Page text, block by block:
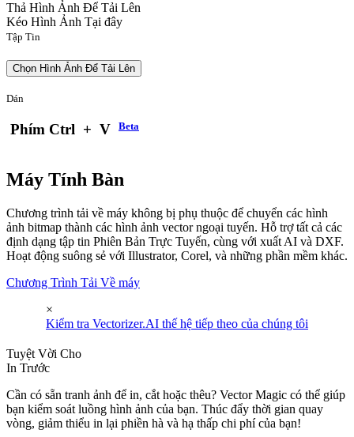
Thả Hình Ảnh Để Tải Lên
Kéo Hình Ảnh Tại đây
Tập Tin
Chọn Hình Ảnh Để Tải Lên
Dán
Phím Ctrl + V Beta
Máy Tính Bàn
Chương trình tải về máy không bị phụ thuộc để chuyển các hình
ảnh bitmap thành các hình ảnh vector ngoại tuyến. Hỗ trợ tất cả các
định dạng tập tin Phiên Bản Trực Tuyến, cùng với xuất AI và DXF.
Hoạt động suông sẻ với Illustrator, Corel, và những phần mềm khác.
Chương Trình Tải Về máy
×
Kiểm tra Vectorizer.AI thế hệ tiếp theo của chúng tôi
Tuyệt Vời Cho
In Trước
Cần có sẵn tranh ảnh để in, cắt hoặc thêu? Vector Magic có thể giúp
bạn kiểm soát luồng hình ảnh của bạn. Thúc đẩy thời gian quay
vòng, giảm thiểu in lại phiền hà và hạ thấp chi phí của bạn!